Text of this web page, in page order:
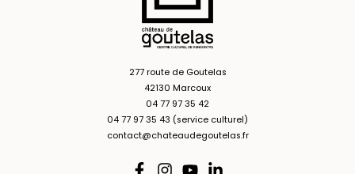
277 route de Goutelas
42130 Marcoux
04 77 97 35 42
04 77 97 35 43 (service culturel)
contact@chateaudegoutelas.fr